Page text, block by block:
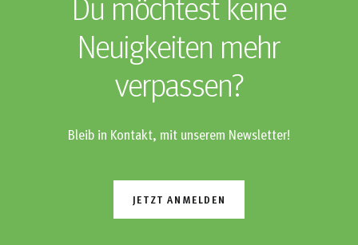
Du möchtest keine
Neuigkeiten mehr
verpassen?
Bleib in Kontakt, mit unserem Newsletter!
JETZT ANMELDEN